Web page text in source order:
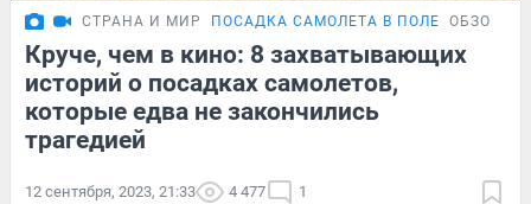
СТРАНА И МИР ПОСАДКА САМОЛЕТА В ПОЛЕ ОБЗОР
Круче, чем в кино: 8 захватывающих
историй о посадках самолетов,
которые едва не закончились
трагедией
12 сентября, 2023, 21:33 4 477 1